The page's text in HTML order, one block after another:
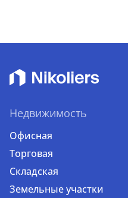
Недвижимость
Офисная
Торговая
Складская
Земельные участки